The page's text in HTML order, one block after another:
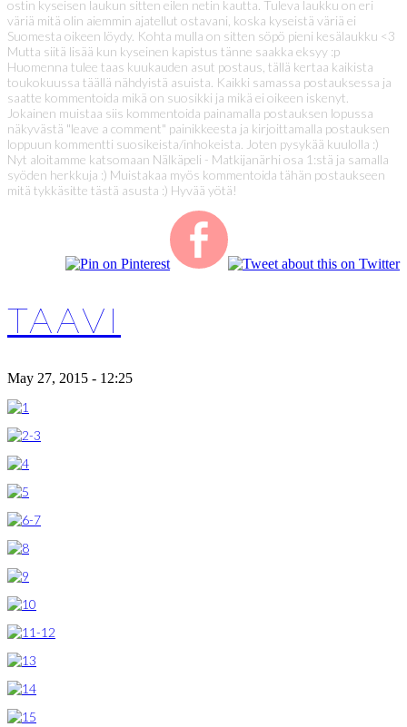
ostin kyseisen laukun sitten eilen netin kautta. Tuleva laukku on eri
väriä mitä olin aiemmin ajatellut ostavani, koska kyseistä väriä ei
Suomesta oikeen löydy. Kohta mulla on sitten söpö pieni kesälaukku <3
Mutta siitä lisää kun kyseinen kapistus tänne saakka eksyy :p
Huomenna tulee taas kuukauden asut postaus, tällä kertaa kaikista
toukokuussa täällä nähdyistä asuista. Kaikki samassa postauksessa ja
saatte kommentoida mikä on suosikki ja mikä ei oikeen iskenyt.
Jokainen muistaa siis kommentoida painamalla postauksen lopussa
näkyvästä "leave a comment" painikkeesta ja kirjoittamalla postauksen
loppuun kommentti suosikeista/inhokeista. Joten pysykää kuulolla :)
Nyt aloitamme katsomaan Nälkäpeli - Matkijanärhi osa 1:stä ja samalla
syöden herkkuja :) Muistakaa myös kommentoida tähän postaukseen
mitä tykkäsitte tästä asusta :) Hyvää yötä!
TAAVI
May 27, 2015 - 12:25